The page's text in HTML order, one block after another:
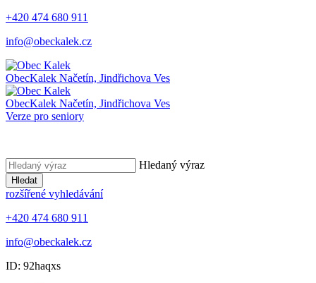
+420 474 680 911
info@obeckalek.cz
ObecKalek Načetín, Jindřichova Ves
ObecKalek Načetín, Jindřichova Ves
Verze pro seniory
Hledaný výraz
Hledat
rozšířené vyhledávání
+420 474 680 911
info@obeckalek.cz
ID: 92haqxs